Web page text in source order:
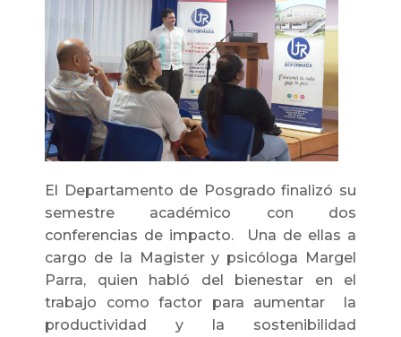
El Departamento de Posgrado finalizó su
semestre académico con dos
conferencias de impacto. Una de ellas a
cargo de la Magister y psicóloga Margel
Parra, quien habló del bienestar en el
trabajo como factor para aumentar la
productividad y la sostenibilidad